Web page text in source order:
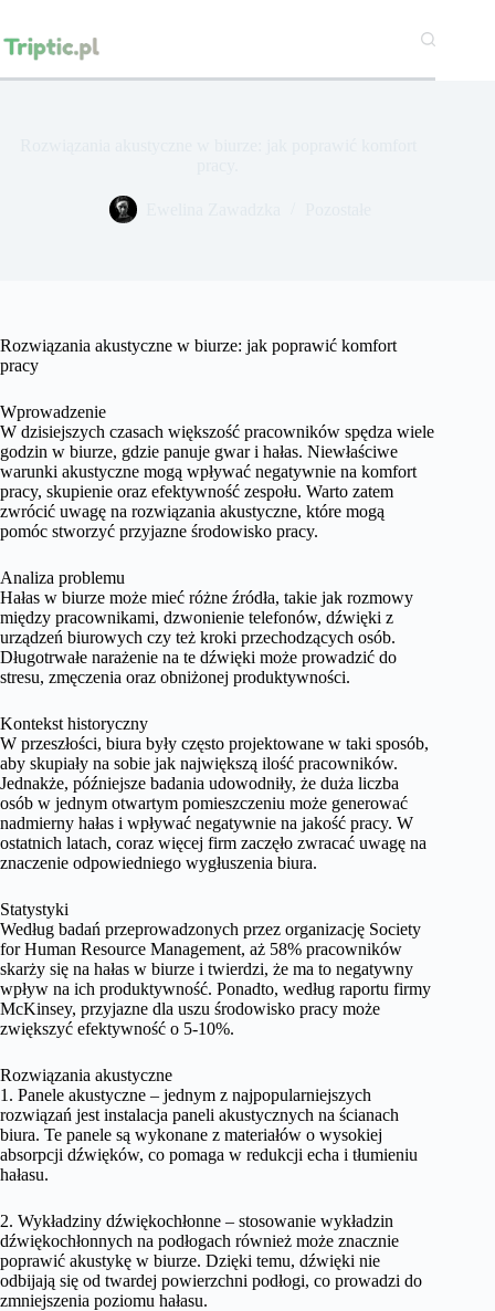
treści
Rozwiązania akustyczne w biurze: jak poprawić komfort
pracy
Wprowadzenie
W dzisiejszych czasach większość pracowników spędza wiele
godzin w biurze, gdzie panuje gwar i hałas. Niewłaściwe
warunki akustyczne mogą wpływać negatywnie na komfort
pracy, skupienie oraz efektywność zespołu. Warto zatem
zwrócić uwagę na rozwiązania akustyczne, które mogą
pomóc stworzyć przyjazne środowisko pracy.
Analiza problemu
Hałas w biurze może mieć różne źródła, takie jak rozmowy
między pracownikami, dzwonienie telefonów, dźwięki z
urządzeń biurowych czy też kroki przechodzących osób.
Długotrwałe narażenie na te dźwięki może prowadzić do
stresu, zmęczenia oraz obniżonej produktywności.
Kontekst historyczny
W przeszłości, biura były często projektowane w taki sposób,
aby skupiały na sobie jak największą ilość pracowników.
Jednakże, późniejsze badania udowodniły, że duża liczba
osób w jednym otwartym pomieszczeniu może generować
nadmierny hałas i wpływać negatywnie na jakość pracy. W
ostatnich latach, coraz więcej firm zaczęło zwracać uwagę na
znaczenie odpowiedniego wygłuszenia biura.
Statystyki
Według badań przeprowadzonych przez organizację Society
for Human Resource Management, aż 58% pracowników
skarży się na hałas w biurze i twierdzi, że ma to negatywny
wpływ na ich produktywność. Ponadto, według raportu firmy
McKinsey, przyjazne dla uszu środowisko pracy może
zwiększyć efektywność o 5-10%.
Rozwiązania akustyczne
1. Panele akustyczne – jednym z najpopularniejszych
rozwiązań jest instalacja paneli akustycznych na ścianach
biura. Te panele są wykonane z materiałów o wysokiej
absorpcji dźwięków, co pomaga w redukcji echa i tłumieniu
hałasu.
2. Wykładziny dźwiękochłonne – stosowanie wykładzin
dźwiękochłonnych na podłogach również może znacznie
poprawić akustykę w biurze. Dzięki temu, dźwięki nie
odbijają się od twardej powierzchni podłogi, co prowadzi do
zmniejszenia poziomu hałasu.